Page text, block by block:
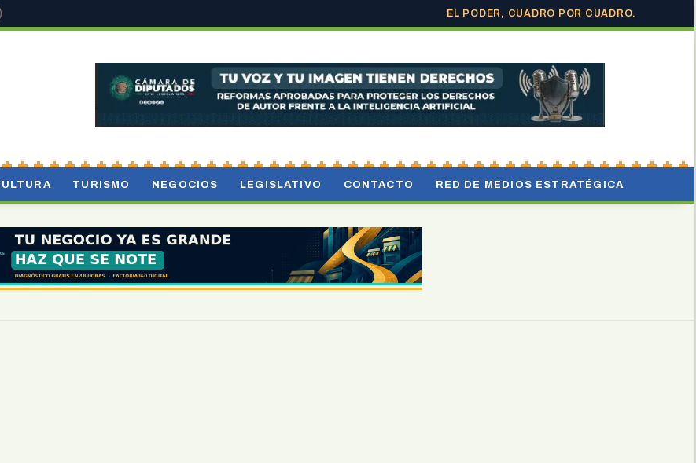
EL PODER, CUADRO POR CUADRO.
TURISMO NEGOCIOS LEGISLATIVO CONTACTO RED DE MEDIOS ESTRATÉGICA